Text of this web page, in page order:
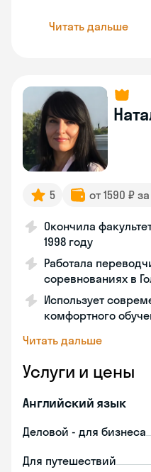
Читать дальше
5 от 1590 ₽
Окончила
1998 году
Работала
соревнованиях в
Использует
комфортного
Читать дальше
Услуги и цены
Английский язык
Деловой - для бизнеса
Для путешествий